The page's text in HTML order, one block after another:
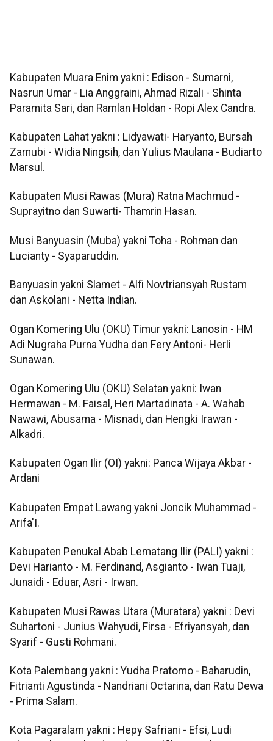
Kabupaten Muara Enim yakni : Edison - Sumarni,
Nasrun Umar - Lia Anggraini, Ahmad Rizali - Shinta
Paramita Sari, dan Ramlan Holdan - Ropi Alex Candra.
Kabupaten Lahat yakni : Lidyawati- Haryanto, Bursah
Zarnubi - Widia Ningsih, dan Yulius Maulana - Budiarto
Marsul.
Kabupaten Musi Rawas (Mura) Ratna Machmud -
Suprayitno dan Suwarti- Thamrin Hasan.
Musi Banyuasin (Muba) yakni Toha - Rohman dan
Lucianty - Syaparuddin.
Banyuasin yakni Slamet - Alfi Novtriansyah Rustam
dan Askolani - Netta Indian.
Ogan Komering Ulu (OKU) Timur yakni: Lanosin - HM
Adi Nugraha Purna Yudha dan Fery Antoni- Herli
Sunawan.
Ogan Komering Ulu (OKU) Selatan yakni: Iwan
Hermawan - M. Faisal, Heri Martadinata - A. Wahab
Nawawi, Abusama - Misnadi, dan Hengki Irawan -
Alkadri.
Kabupaten Ogan Ilir (OI) yakni: Panca Wijaya Akbar -
Ardani
Kabupaten Empat Lawang yakni Joncik Muhammad -
Arifa'I.
Kabupaten Penukal Abab Lematang Ilir (PALI) yakni :
Devi Harianto - M. Ferdinand, Asgianto - Iwan Tuaji,
Junaidi - Eduar, Asri - Irwan.
Kabupaten Musi Rawas Utara (Muratara) yakni : Devi
Suhartoni - Junius Wahyudi, Firsa - Efriyansyah, dan
Syarif - Gusti Rohmani.
Kota Palembang yakni : Yudha Pratomo - Baharudin,
Fitrianti Agustinda - Nandriani Octarina, dan Ratu Dewa
- Prima Salam.
Kota Pagaralam yakni : Hepy Safriani - Efsi, Ludi